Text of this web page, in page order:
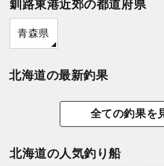
釧路東港近郊の都道府県
青森県
北海道の最新釣果
全ての釣果を
北海道の人気釣り船